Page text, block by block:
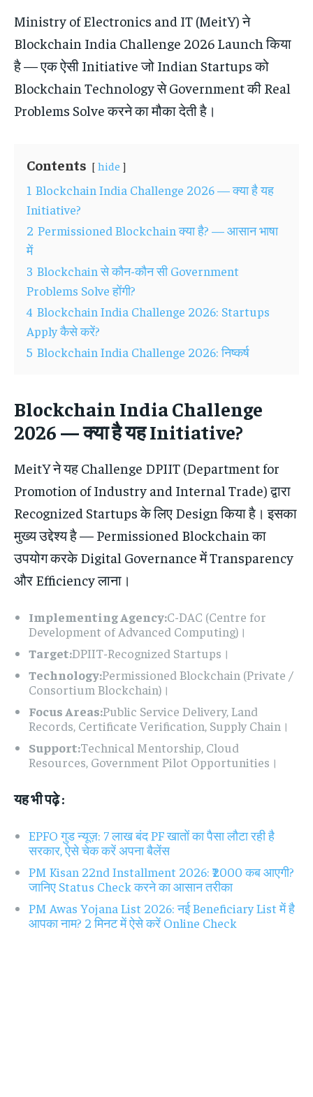
Ministry of Electronics and IT (MeitY) ने
Blockchain India Challenge 2026 Launch किया
है — एक ऐसी Initiative जो Indian Startups को
Blockchain Technology से Government की Real
Problems Solve करने का मौका देती है।
Contents hide
1 Blockchain India Challenge 2026 — क्या है यह
Initiative?
2 Permissioned Blockchain क्या है? — आसान भाषा
में
3 Blockchain से कौन-कौन सी Government
Problems Solve होंगी?
4 Blockchain India Challenge 2026: Startups
Apply कैसे करें?
5 Blockchain India Challenge 2026: निष्कर्ष
Blockchain India Challenge
2026 — क्या है यह Initiative?
MeitY ने यह Challenge DPIIT (Department for
Promotion of Industry and Internal Trade) द्वारा
Recognized Startups के लिए Design किया है। इसका
मुख्य उद्देश्य है — Permissioned Blockchain का
उपयोग करके Digital Governance में Transparency
और Efficiency लाना।
Implementing Agency:C-DAC (Centre for
Development of Advanced Computing)।
Target:DPIIT-Recognized Startups।
Technology:Permissioned Blockchain (Private /
Consortium Blockchain)।
Focus Areas:Public Service Delivery, Land
Records, Certificate Verification, Supply Chain।
Support:Technical Mentorship, Cloud
Resources, Government Pilot Opportunities।
यह भी पढ़े :
EPFO गुड न्यूज़: 7 लाख बंद PF खातों का पैसा लौटा रही है
सरकार, ऐसे चेक करें अपना बैलेंस
PM Kisan 22nd Installment 2026: ₹2000 कब आएगी?
जानिए Status Check करने का आसान तरीका
PM Awas Yojana List 2026: नई Beneficiary List में है
आपका नाम? 2 मिनट में ऐसे करें Online Check